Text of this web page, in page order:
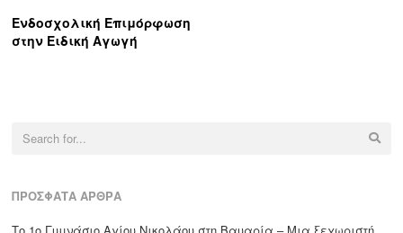
Ενδοσχολική Επιμόρφωση
στην Ειδική Αγωγή
Search
ΠΡΌΣΦΑΤΑ ΆΡΘΡΑ